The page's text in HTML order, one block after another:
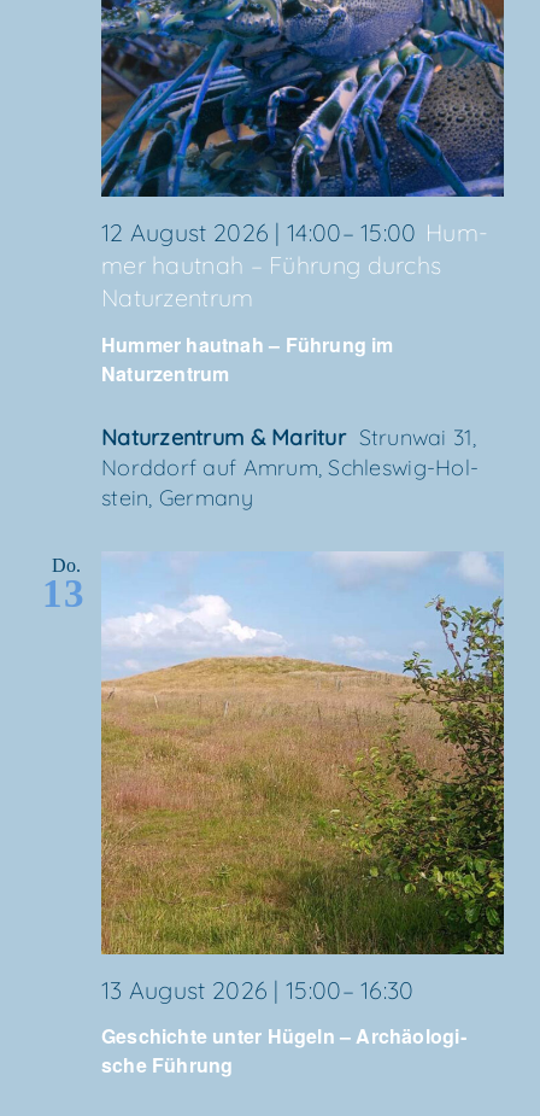
Hum­mer haut­nah – Füh­rung im
Naturzentrum
12 August 2026 | 14:00–15:00 Hum­
mer haut­nah – Füh­rung durchs
Naturzentrum
Natur­zen­trum & Maritur Strun­wai 31,
Nord­dorf auf Amrum, Schles­wig-Hol­
stein, Germany
Do.
13
Geschich­te unter Hügeln – Archäo­lo­gi­
sche Führung
13 August 2026 | 15:00–16:30
unter